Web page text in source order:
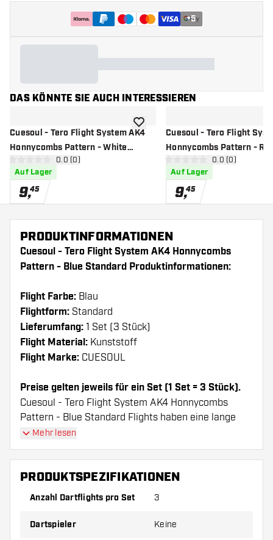
+5
DAS KÖNNTE SIE AUCH INTERESSIEREN
Cuesoul - Tero Flight System AK4
Honnycombs Pattern - White
Standard - Dart Flights
Bewertungsbereich öffnen
0 Bewertungssterne
0.0 (0)
Auf Lager
9,45
Zur Wunschliste hinzufügen
Cuesoul - Tero Flight
Honnycombs Pattern -
Standard - Dart Flights
0 Bewertungssterne
0.0 (0)
Auf Lager
9,45
PRODUKTINFORMATIONEN
Cuesoul - Tero Flight System AK4 Honnycombs
Pattern - Blue Standard Produktinformationen:
Flight Farbe: Blau
Flightform: Standard
Lieferumfang: 1 Set (3 Stück)
Flight Material: Kunststoff
Flight Marke: CUESOUL
Preise gelten jeweils für ein Set (1 Set = 3 Stück).
Cuesoul - Tero Flight System AK4 Honnycombs
Pattern - Blue Standard Flights haben eine lange
Lebenserwartung. Diese Flights können nur mit
Cuesoul Shafts verwendet werden.
Dartshopper Tipp!
Shafts. Diese können sich durch Gebrauch
Mehr lesen
PRODUKTSPEZIFIKATIONEN
Anzahl Dartflights pro Set 3
Dartspieler Keine